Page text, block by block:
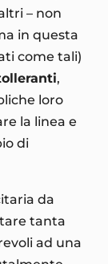
– non
in questa
come tali)
,
loro
la linea e
di
da
tanta
ad una